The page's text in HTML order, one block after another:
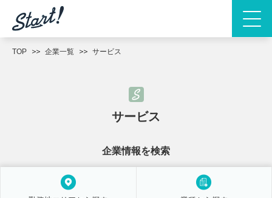
TOP 企業一覧 サービス
サービス
企業情報を検索